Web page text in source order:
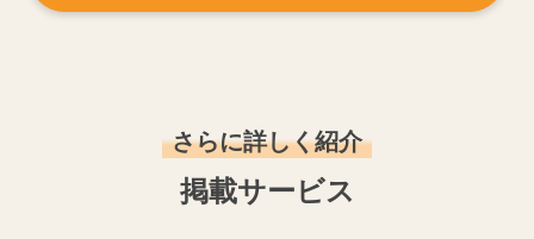
さらに詳しく紹介
掲載サービス